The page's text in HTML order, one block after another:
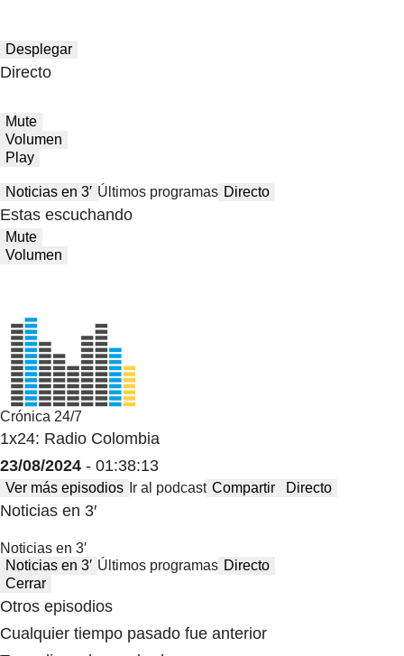
Desplegar
Directo
Mute
Volumen
Play
Noticias en 3′ Últimos programas Directo
Estas escuchando
Mute
Volumen
Crónica 24/7
1x24: Radio Colombia
23/08/2024 - 01:38:13
Ver más episodios Ir al podcast Compartir Directo
Noticias en 3′
Noticias en 3′
Noticias en 3′ Últimos programas Directo
Cerrar
Otros episodios
Cualquier tiempo pasado fue anterior